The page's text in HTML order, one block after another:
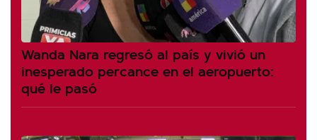
Wanda Nara regresó al país y vivió un
inesperado percance en el aeropuerto:
qué le pasó